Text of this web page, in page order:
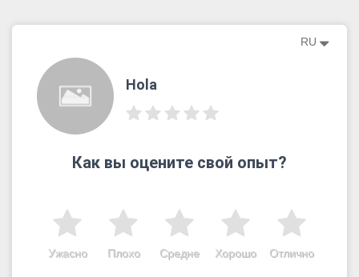
RU
Hola
Как вы оцените свой опыт?
Отлично
Хорошо
Средне
Плохо
Ужасно